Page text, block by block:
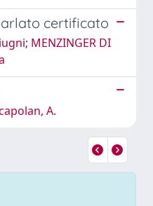
certificato
MENZINGER DI
A.